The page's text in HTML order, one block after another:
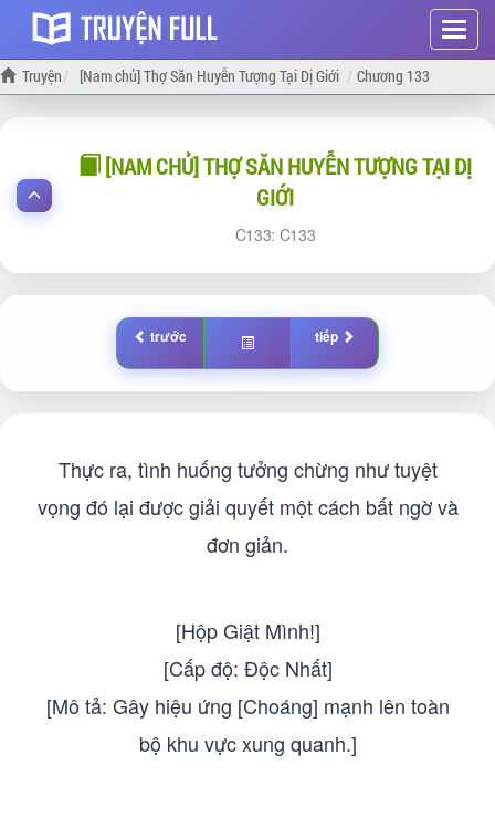
Hiện
menu
Truyện [Nam chủ] Thợ Săn Huyễn Tượng Tại Dị Giới Chương 133
[NAM CHỦ] THỢ SĂN HUYỄN TƯỢNG TẠI DỊ
GIỚI
133: 133
trước tiếp
Thực ra, tình huống tưởng chừng như tuyệt
vọng đó lại được giải quyết một cách bất ngờ và
đơn giản.
[Hộp Giật Mình!]
[Cấp độ: Độc Nhất]
[Mô tả: Gây hiệu ứng [Choáng] mạnh lên toàn
bộ khu vực xung quanh.]